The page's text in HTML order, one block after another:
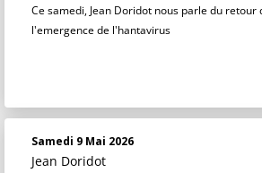
Ce samedi, Jean Doridot nous parle du
l'emergence de l'hantavirus
Samedi 9 Mai 2026
Jean Doridot